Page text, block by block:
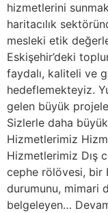
hizmetlerini
haritacılık
mesleki etik
Eskişehir’deki
faydalı, kaliteli ve
hedeflemekteyiz.
gelen büyük
Sizlerle daha
Hizmetlerimiz
Hizmetlerimiz Dış
cephe rölövesi, bir
durumunu, mimari
belgeleyen…